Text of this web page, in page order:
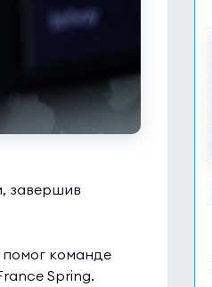
завершив
помог команде
Spring.